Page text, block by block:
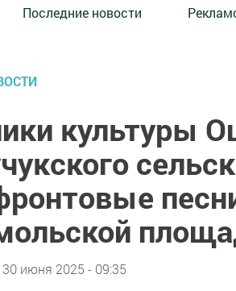
Последние новости
культуры
30 июня 2025 - 09:35